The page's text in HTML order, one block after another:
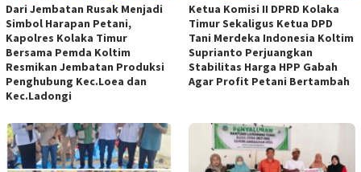
Dari Jembatan Rusak Menjadi
Simbol Harapan Petani,
Kapolres Kolaka Timur
Bersama Pemda Koltim
Resmikan Jembatan Produksi
Penghubung Kec.Loea dan
Kec.Ladongi
Ketua Komisi II DPRD Kolaka
Timur Sekaligus Ketua DPD
Tani Merdeka Indonesia Koltim
Suprianto Perjuangkan
Stabilitas Harga HPP Gabah
Agar Profit Petani Bertambah